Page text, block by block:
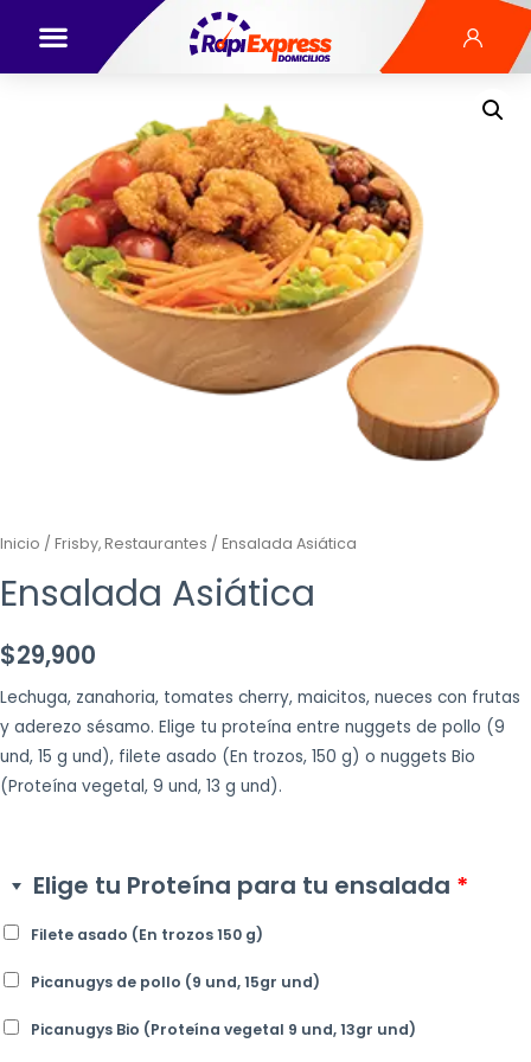
Inicio / Frisby, Restaurantes / Ensalada Asiática
Ensalada Asiática
$29,900
Lechuga, zanahoria, tomates cherry, maicitos, nueces con frutas
y aderezo sésamo. Elige tu proteína entre nuggets de pollo (9
und, 15 g und), filete asado (En trozos, 150 g) o nuggets Bio
(Proteína vegetal, 9 und, 13 g und).
Elige tu Proteína para tu ensalada *
Filete asado (En trozos 150 g)
Picanugys de pollo (9 und, 15gr und)
Picanugys Bio (Proteína vegetal 9 und, 13gr und)